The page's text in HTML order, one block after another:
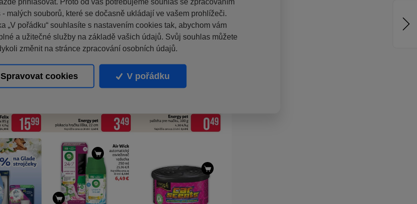
malých souborů, které se dočasně ukládají ve vašem prohlížeči.
„V pořádku“ souhlasíte s nastavením cookies tak, abychom vám
a užitečné služby na základě vašich údajů. Svůj souhlas můžete
změnit na stránce zpracování osobních údajů.
Spravovat cookies V pořádku